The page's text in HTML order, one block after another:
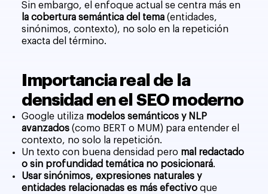
Sin embargo, el enfoque actual se centra más en
la cobertura semántica del tema (entidades,
sinónimos, contexto), no solo en la repetición
exacta del término.
Importancia real de la
densidad en el SEO moderno
Google utiliza modelos semánticos y NLP
avanzados (como BERT o MUM) para entender el
contexto, no solo la repetición.
Un texto con buena densidad pero mal redactado
o sin profundidad temática no posicionará.
Usar sinónimos, expresiones naturales y
entidades relacionadas es más efectivo que